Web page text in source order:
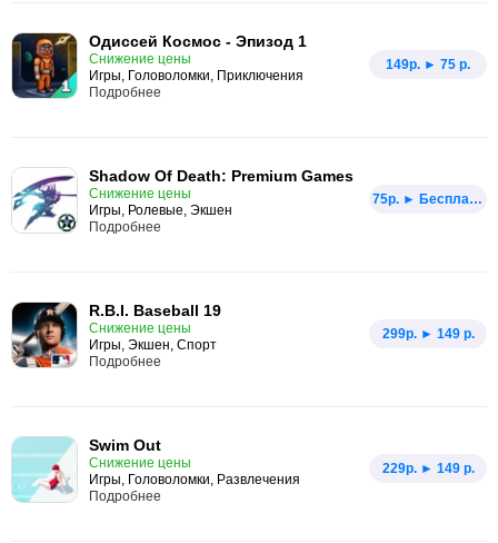
Одиссей Космос - Эпизод 1
Снижение цены
Игры, Головоломки, Приключения
149p. ► 75 р.
Подробнее
Shadow Of Death: Premium Games
Снижение цены
Игры, Ролевые, Экшен
75p. ► Бесплатно
Подробнее
R.B.I. Baseball 19
Снижение цены
Игры, Экшен, Спорт
299p. ► 149 р.
Подробнее
Swim Out
Снижение цены
Игры, Головоломки, Развлечения
229p. ► 149 р.
Подробнее